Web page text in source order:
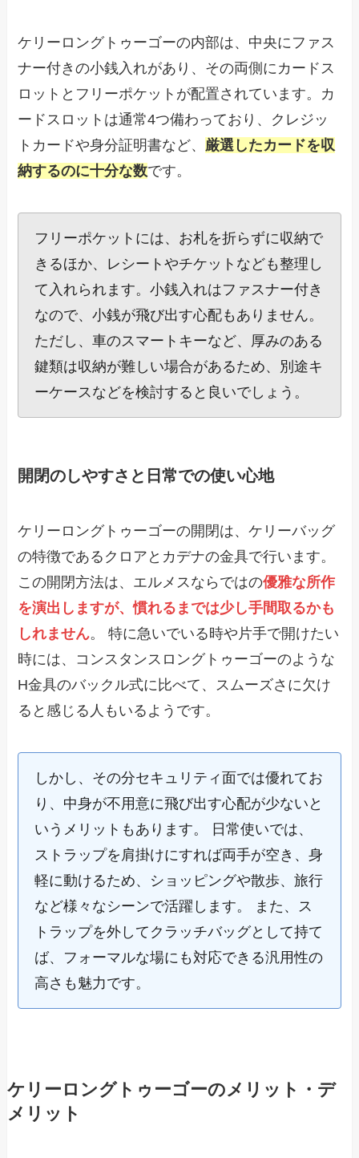
ケリーロングトゥーゴーの内部は、中央にファス
ナー付きの小銭入れがあり、その両側にカードス
ロットとフリーポケットが配置されています。カ
ードスロットは通常4つ備わっており、クレジッ
トカードや身分証明書など、 厳選したカードを収
納するのに十分な数です。
フリーポケットには、お札を折らずに収納で
きるほか、レシートやチケットなども整理し
て入れられます。小銭入れはファスナー付き
なので、小銭が飛び出す心配もありません。
ただし、車のスマートキーなど、厚みのある
鍵類は収納が難しい場合があるため、別途キ
ーケースなどを検討すると良いでしょう。
開閉のしやすさと日常での使い心地
ケリーロングトゥーゴーの開閉は、ケリーバッグ
の特徴であるクロアとカデナの金具で行います。
この開閉方法は、エルメスならではの優雅な所作
を演出しますが、慣れるまでは少し手間取るかも
しれません。 特に急いでいる時や片手で開けたい
時には、コンスタンスロングトゥーゴーのような
H金具のバックル式に比べて、スムーズさに欠け
ると感じる人もいるようです。
しかし、その分セキュリティ面では優れてお
り、中身が不用意に飛び出す心配が少ないと
いうメリットもあります。 日常使いでは、
ストラップを肩掛けにすれば両手が空き、身
軽に動けるため、ショッピングや散歩、旅行
など様々なシーンで活躍します。 また、ス
トラップを外してクラッチバッグとして持て
ば、フォーマルな場にも対応できる汎用性の
高さも魅力です。
ケリーロングトゥーゴーのメリット・デ
メリット